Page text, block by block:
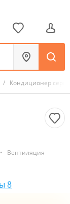
/ Кондиционер
•
Вентиляция
8